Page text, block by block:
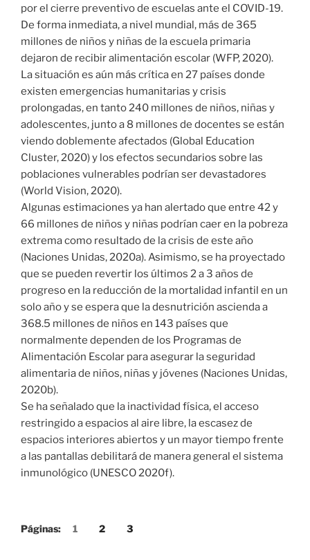
por el cierre preventivo de escuelas ante el COVID-19.
De forma inmediata, a nivel mundial, más de 365
millones de niños y niñas de la escuela primaria
dejaron de recibir alimentación escolar (WFP, 2020).
La situación es aún más crítica en 27 países donde
existen emergencias humanitarias y crisis
prolongadas, en tanto 240 millones de niños, niñas y
adolescentes, junto a 8 millones de docentes se están
viendo doblemente afectados (Global Education
Cluster, 2020) y los efectos secundarios sobre las
poblaciones vulnerables podrían ser devastadores
(World Vision, 2020).
Algunas estimaciones ya han alertado que entre 42 y
66 millones de niños y niñas podrían caer en la pobreza
extrema como resultado de la crisis de este año
(Naciones Unidas, 2020a). Asimismo, se ha proyectado
que se pueden revertir los últimos 2 a 3 años de
progreso en la reducción de la mortalidad infantil en un
solo año y se espera que la desnutrición ascienda a
368.5 millones de niños en 143 países que
normalmente dependen de los Programas de
Alimentación Escolar para asegurar la seguridad
alimentaria de niños, niñas y jóvenes (Naciones Unidas,
2020b).
Se ha señalado que la inactividad física, el acceso
restringido a espacios al aire libre, la escasez de
espacios interiores abiertos y un mayor tiempo frente
a las pantallas debilitará de manera general el sistema
inmunológico (UNESCO 2020f).
Páginas: 1 2 3